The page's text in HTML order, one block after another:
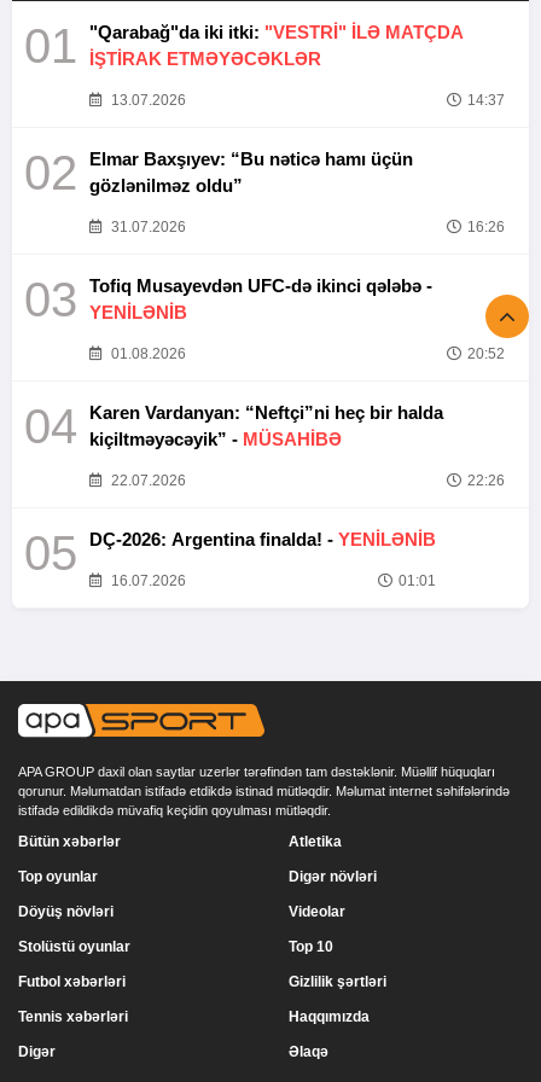
01 "Qarabağ"da iki itki: "VESTRİ" İLƏ MATÇDA
İŞTİRAK ETMƏYƏCƏKLƏR
13.07.2026 14:37
02
Elmar Baxşıyev: “Bu nəticə hamı üçün
gözlənilməz oldu”
31.07.2026 16:26
03
Tofiq Musayevdən UFC-də ikinci qələbə -
YENİLƏNİB
01.08.2026 20:52
04
Karen Vardanyan: “Neftçi”ni heç bir halda
kiçiltməyəcəyik” - MÜSAHİBƏ
22.07.2026 22:26
05 DÇ-2026: Argentina finalda! - YENİLƏNİB
16.07.2026 01:01
APA GROUP daxil olan saytlar uzerlər tərəfindən tam dəstəklənir. Müəllif hüquqları
qorunur. Məlumatdan istifadə etdikdə istinad mütləqdir. Məlumat internet səhifələrində
istifadə edildikdə müvafiq keçidin qoyulması mütləqdir.
Bütün xəbərlər
Top oyunlar
Döyüş növləri
Stolüstü oyunlar
Atletika
Digər növləri
Videolar
Top 10
Futbol xəbərləri
Tennis xəbərləri
Digər
Gizlilik şərtləri
Haqqımızda
Əlaqə